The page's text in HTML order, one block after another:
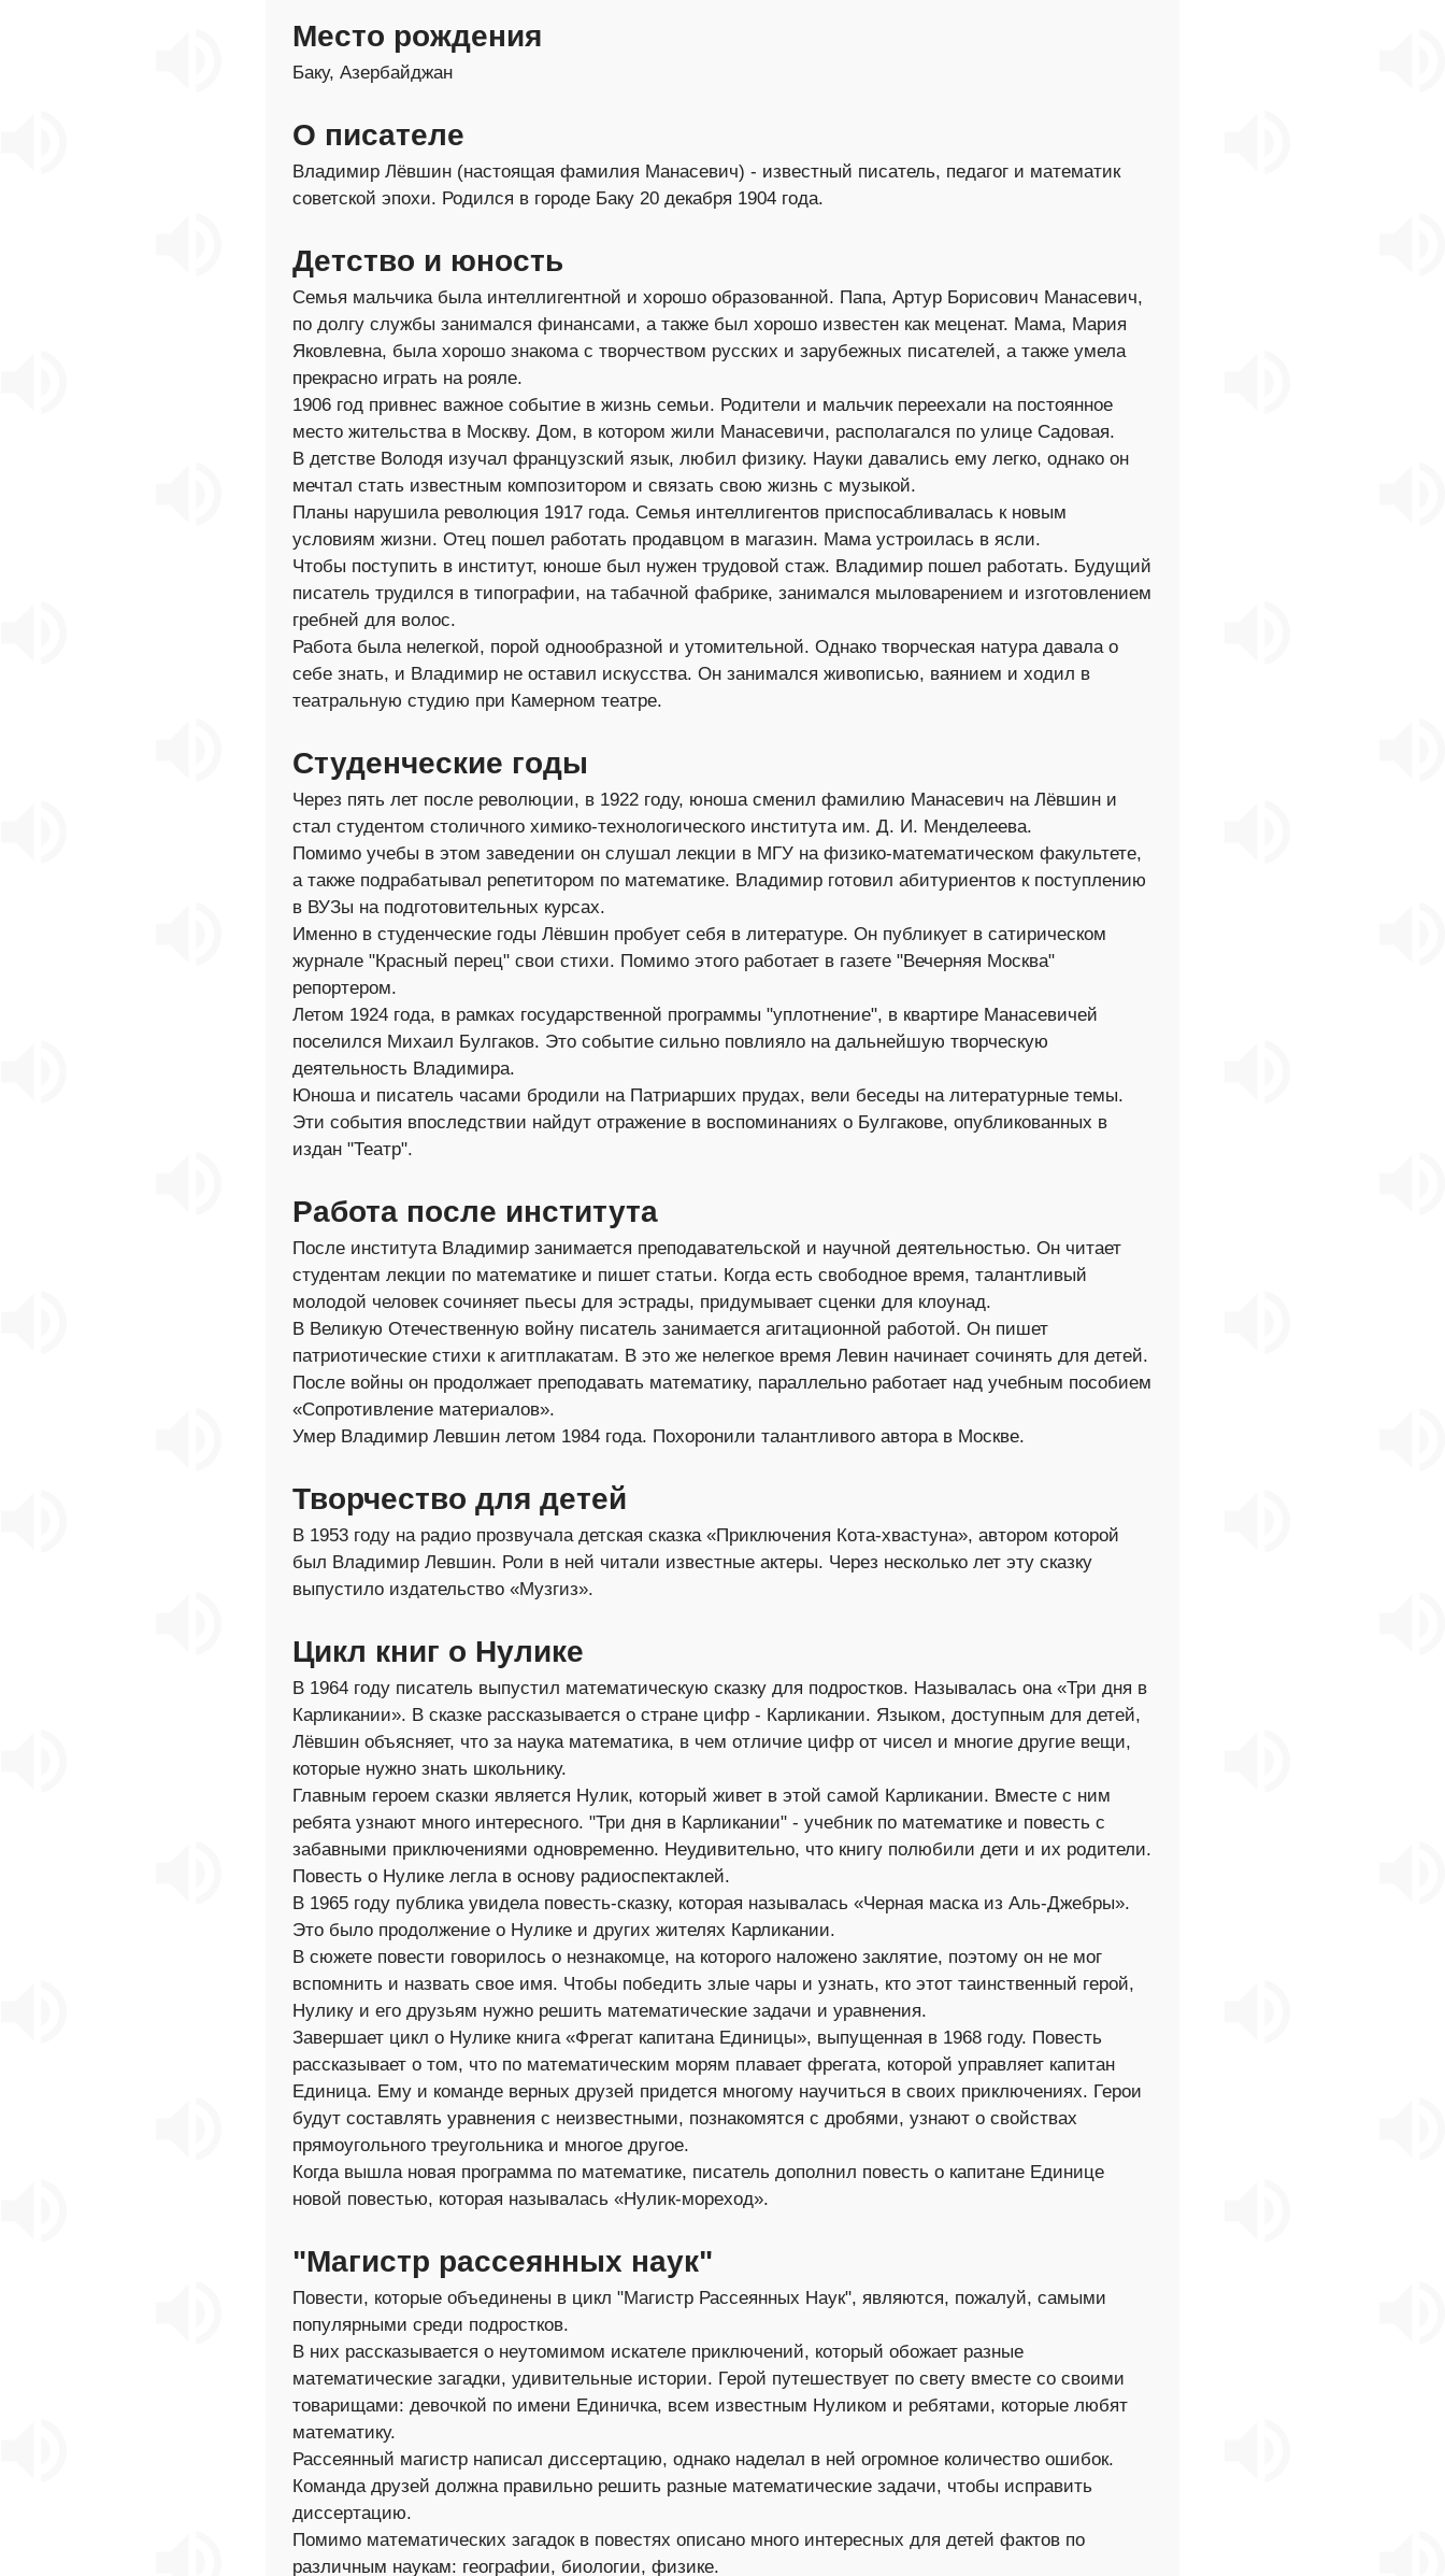
Место рождения
Баку, Азербайджан
О писателе
Владимир Лёвшин (настоящая фамилия Манасевич) - известный писатель, педагог и математик
советской эпохи. Родился в городе Баку 20 декабря 1904 года.
Детство и юность
Семья мальчика была интеллигентной и хорошо образованной. Папа, Артур Борисович Манасевич,
по долгу службы занимался финансами, а также был хорошо известен как меценат. Мама, Мария
Яковлевна, была хорошо знакома с творчеством русских и зарубежных писателей, а также умела
прекрасно играть на рояле.
1906 год привнес важное событие в жизнь семьи. Родители и мальчик переехали на постоянное
место жительства в Москву. Дом, в котором жили Манасевичи, располагался по улице Садовая.
В детстве Володя изучал французский язык, любил физику. Науки давались ему легко, однако он
мечтал стать известным композитором и связать свою жизнь с музыкой.
Планы нарушила революция 1917 года. Семья интеллигентов приспосабливалась к новым
условиям жизни. Отец пошел работать продавцом в магазин. Мама устроилась в ясли.
Чтобы поступить в институт, юноше был нужен трудовой стаж. Владимир пошел работать. Будущий
писатель трудился в типографии, на табачной фабрике, занимался мыловарением и изготовлением
гребней для волос.
Работа была нелегкой, порой однообразной и утомительной. Однако творческая натура давала о
себе знать, и Владимир не оставил искусства. Он занимался живописью, ваянием и ходил в
театральную студию при Камерном театре.
Студенческие годы
Через пять лет после революции, в 1922 году, юноша сменил фамилию Манасевич на Лёвшин и
стал студентом столичного химико-технологического института им. Д. И. Менделеева.
Помимо учебы в этом заведении он слушал лекции в МГУ на физико-математическом факультете,
а также подрабатывал репетитором по математике. Владимир готовил абитуриентов к поступлению
в ВУЗы на подготовительных курсах.
Именно в студенческие годы Лёвшин пробует себя в литературе. Он публикует в сатирическом
журнале "Красный перец" свои стихи. Помимо этого работает в газете "Вечерняя Москва"
репортером.
Летом 1924 года, в рамках государственной программы "уплотнение", в квартире Манасевичей
поселился Михаил Булгаков. Это событие сильно повлияло на дальнейшую творческую
деятельность Владимира.
Юноша и писатель часами бродили на Патриарших прудах, вели беседы на литературные темы.
Эти события впоследствии найдут отражение в воспоминаниях о Булгакове, опубликованных в
издан "Театр".
Работа после института
После института Владимир занимается преподавательской и научной деятельностью. Он читает
студентам лекции по математике и пишет статьи. Когда есть свободное время, талантливый
молодой человек сочиняет пьесы для эстрады, придумывает сценки для клоунад.
В Великую Отечественную войну писатель занимается агитационной работой. Он пишет
патриотические стихи к агитплакатам. В это же нелегкое время Левин начинает сочинять для детей.
После войны он продолжает преподавать математику, параллельно работает над учебным пособием
«Сопротивление материалов».
Умер Владимир Левшин летом 1984 года. Похоронили талантливого автора в Москве.
Творчество для детей
В 1953 году на радио прозвучала детская сказка «Приключения Кота-хвастуна», автором которой
был Владимир Левшин. Роли в ней читали известные актеры. Через несколько лет эту сказку
выпустило издательство «Музгиз».
Цикл книг о Нулике
В 1964 году писатель выпустил математическую сказку для подростков. Называлась она «Три дня в
Карликании». В сказке рассказывается о стране цифр - Карликании. Языком, доступным для детей,
Лёвшин объясняет, что за наука математика, в чем отличие цифр от чисел и многие другие вещи,
которые нужно знать школьнику.
Главным героем сказки является Нулик, который живет в этой самой Карликании. Вместе с ним
ребята узнают много интересного. "Три дня в Карликании" - учебник по математике и повесть с
забавными приключениями одновременно. Неудивительно, что книгу полюбили дети и их родители.
Повесть о Нулике легла в основу радиоспектаклей.
В 1965 году публика увидела повесть-сказку, которая называлась «Черная маска из Аль-Джебры».
Это было продолжение о Нулике и других жителях Карликании.
В сюжете повести говорилось о незнакомце, на которого наложено заклятие, поэтому он не мог
вспомнить и назвать свое имя. Чтобы победить злые чары и узнать, кто этот таинственный герой,
Нулику и его друзьям нужно решить математические задачи и уравнения.
Завершает цикл о Нулике книга «Фрегат капитана Единицы», выпущенная в 1968 году. Повесть
рассказывает о том, что по математическим морям плавает фрегата, которой управляет капитан
Единица. Ему и команде верных друзей придется многому научиться в своих приключениях. Герои
будут составлять уравнения с неизвестными, познакомятся с дробями, узнают о свойствах
прямоугольного треугольника и многое другое.
Когда вышла новая программа по математике, писатель дополнил повесть о капитане Единице
новой повестью, которая называлась «Нулик-мореход».
"Магистр рассеянных наук"
Повести, которые объединены в цикл "Магистр Рассеянных Наук", являются, пожалуй, самыми
популярными среди подростков.
В них рассказывается о неутомимом искателе приключений, который обожает разные
математические загадки, удивительные истории. Герой путешествует по свету вместе со своими
товарищами: девочкой по имени Единичка, всем известным Нуликом и ребятами, которые любят
математику.
Рассеянный магистр написал диссертацию, однако наделал в ней огромное количество ошибок.
Команда друзей должна правильно решить разные математические задачи, чтобы исправить
диссертацию.
Помимо математических загадок в повестях описано много интересных для детей фактов по
различным наукам: географии, биологии, физике.